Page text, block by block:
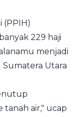
(PPIH)
229 haji
menjadi
Utara
tanah air," ucap